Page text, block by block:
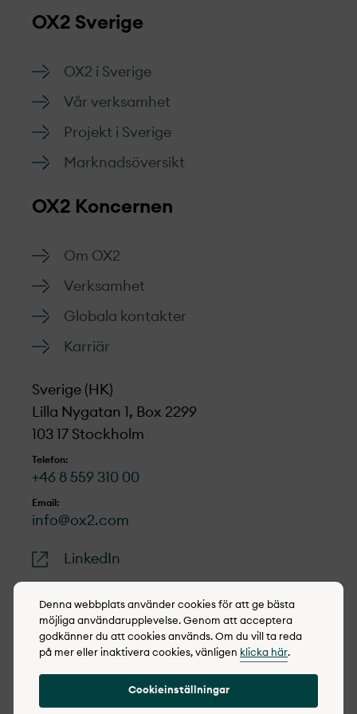
OX2 Sverige
OX2 i Sverige
Vår verksamhet
Projekt­ i Sverige
Marknads­översikt
OX2 Koncernen
Om OX2
Verksamhet
Globala kontakter
Karriär
Sverige (HK)
Lilla Nygatan 1, Box 2299
103 17 Stockholm
Telefon:
+46 8 559 310 00
Email:
info@ox2.com
LinkedIn
© 2022-2026 OX2
Cookie policy
Denna webbplats använder cookies för att ge bästa
möjliga användarupplevelse. Genom att acceptera
godkänner du att cookies används. Om du vill ta reda
på mer eller inaktivera cookies, vänligen klicka här.
Cookieinställningar